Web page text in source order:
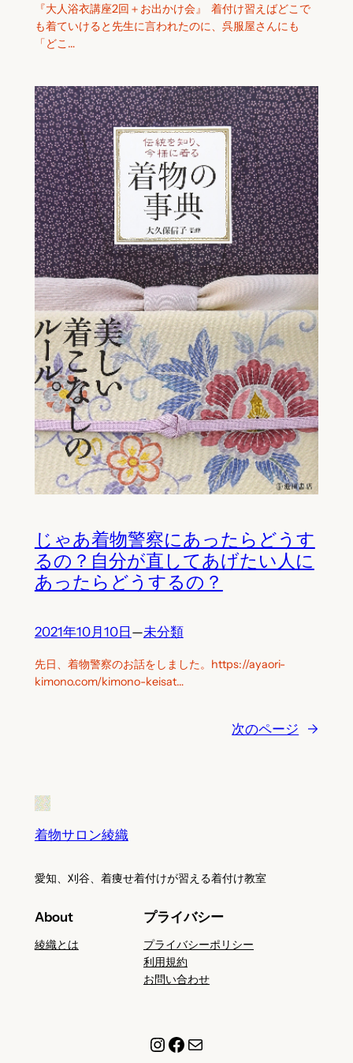
『大人浴衣講座2回＋お出かけ会』 ​ 着付け習えばどこで
も着ていけると先生に言われたのに、呉服屋さんにも
「どこ…
じゃあ着物警察にあったらどうす
るの？自分が直してあげたい人に
あったらどうするの？
2021年10月10日 —未分類
先日、着物警察のお話をしました。https://ayaori-
kimono.com/kimono-keisat…
次のページ →
着物サロン綾織
愛知、刈谷、着痩せ着付けが習える着付け教室
About
綾織とは
プライバシー
プライバシーポリシー
利用規約
お問い合わせ
Instagram
Facebook
メール